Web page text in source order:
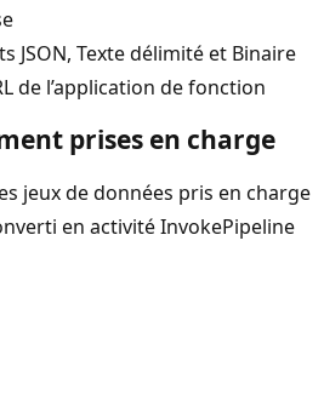
JSON, Texte délimité et Binaire
de l’application de fonction
prises en charge
jeux de données pris en charge
en activité InvokePipeline